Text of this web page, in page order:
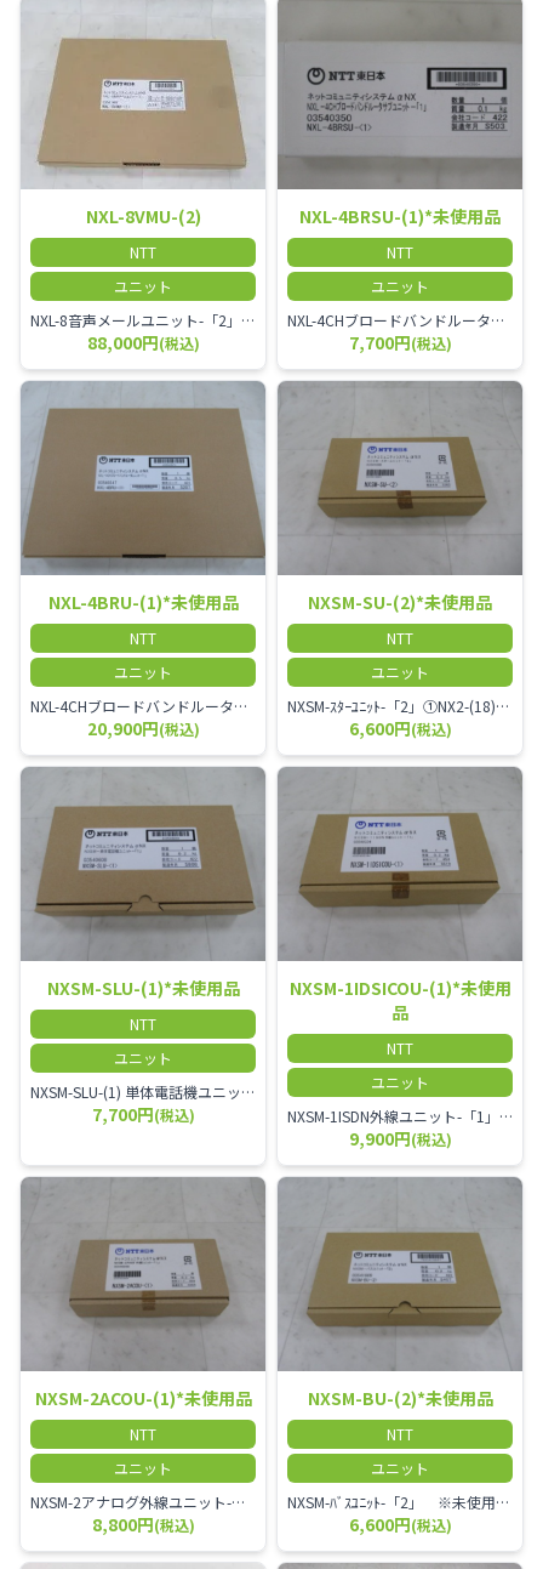
NXL-8VMU-(2)
NTT
ユニット
NXL-8音声メールユニット-「2」 ※未使用
88,000円(税込)
NXL-4BRSU-(1)*未使用品
NTT
ユニット
NXL-4CHブロードバンドルータサブユニット-「1」 ※未使用品
7,700円(税込)
NXL-4BRU-(1)*未使用品
NTT
ユニット
NXL-4CHブロードバンドルータユニット-「1」
20,900円(税込)
NXSM-SU-(2)*未使用品
NTT
ユニット
NXSM-ｽﾀｰﾕﾆｯﾄ-「2」①NX2-(18)STELやNX2-(24)STELなど、『TEL』の前に『S』がつく電話機②NX-SSLAP(1) アダプタ③CSアンテナ★ 単体電話機を接続する場合は、10台接続できません(このユニットに接続していない場合でも)★ 各端末の電源係数によっては10台接続できません。
6,600円(税込)
NXSM-SLU-(1)*未使用品
NTT
ユニット
NXSM-SLU-(1) 単体電話機ユニット ※未使用品
7,700円(税込)
NXSM-1IDSICOU-(1)*未使用
品
NTT
ユニット
NXSM-1ISDN外線ユニット-「1」 ※未使用品◆以下の電話回線を収容可能①INS回線1回線(同時2通話)②ひかり電話(家庭用)収容不可×③ひかり電話オフィス1回線(同時2通話)※ひかり電話オフィスで「OG410Xi」か「OG810Xi」を利用時DSU内蔵で切り離し可能です
9,900円(税込)
NXSM-2ACOU-(1)*未使用品
NTT
ユニット
NXSM-2アナログ外線ユニット-「1」 ※未使用品◆以下の電話回線を収容可能①アナログ回線2回線(同時2通話)②ひかり電話(家庭用)2回線(同時2通話)③ひかり電話オフィス2回線(同時2通話)※ひかり電話オフィスで「OG410Xa」か「OG810Xa」を利用時
8,800円(税込)
NXSM-BU-(2)*未使用品
NTT
ユニット
NXSM-ﾊﾞｽﾕﾆｯﾄ-「2」 ※未使用品◆以下の電話機等を『合計10台』接続可能①NX-(18)BTELやNX-(24)BTELなど、『TEL』の前に『B』がつく電話機②NX-BSLAP(1) アダプタ③CSアンテナ★ 単体電話機を接続する場合は、10台接続できません(このユニットに接続していない場合でも)★ 各端末の電源係数によっては10台接続できません。
6,600円(税込)